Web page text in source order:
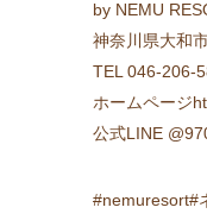
by NEMU
神奈川県大和
TEL 046-206-
ホームページ
公式LINE
#nemuresort#